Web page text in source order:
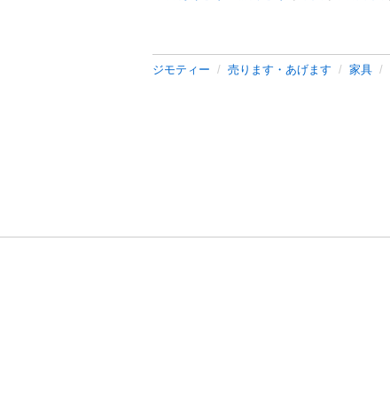
ジモティー 売ります・あげます 家具